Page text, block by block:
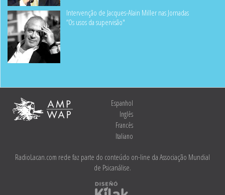
Intervenção de Jacques-Alain Miller nas Jornadas
“Os usos da supervisão"
Espanhol
Inglês
Francês
Italiano
RadioLacan.com rede faz parte do conteúdo on-line da Associação Mundial
de Psicanálise.